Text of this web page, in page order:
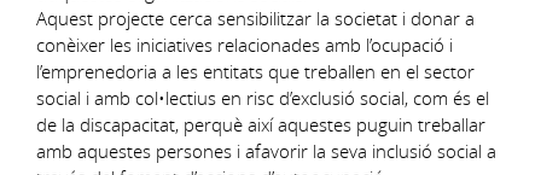
Aquest projecte cerca sensibilitzar la societat i donar a
conèixer les iniciatives relacionades amb l’ocupació i
l’emprenedoria a les entitats que treballen en el sector
social i amb col•lectius en risc d’exclusió social, com és el
de la discapacitat, perquè així aquestes puguin treballar
amb aquestes persones i afavorir la seva inclusió social a